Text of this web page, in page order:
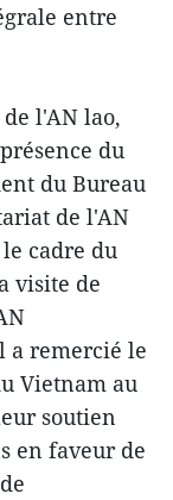
entre
l'AN lao,
du
du Bureau
de l'AN
cadre du
visite de
a remercié le
Vietnam au
soutien
en faveur de